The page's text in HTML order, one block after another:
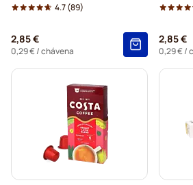
4.7(89)
2,85 €
0,29 €/ chávena
2,85 €
0,29 €/